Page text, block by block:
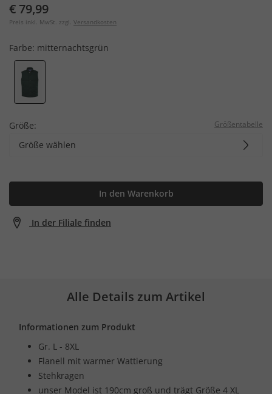
€ 79,99
Preis inkl. MwSt. zzgl. Versandkosten
Farbe: mitternachtsgrün
Größe: Größentabelle
Größe wählen
In den Warenkorb
In der Filiale finden
Alle Details zum Artikel
Informationen zum Produkt
Gr. L - 8XL
Flanell mit warmer Wattierung
Stehkragen
unser Model ist 190cm groß und trägt Größe 4 XL